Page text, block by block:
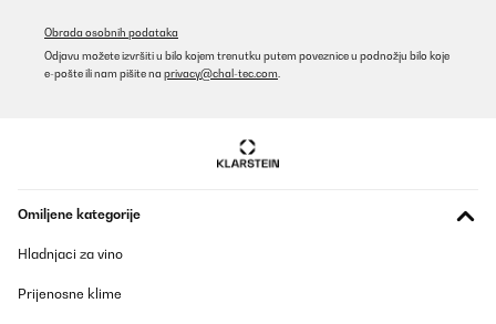
Obrada osobnih podataka
Odjavu možete izvršiti u bilo kojem trenutku putem poveznice u podnožju bilo koje
e-pošte ili nam pišite na privacy@chal-tec.com
Omiljene kategorije
Hladnjaci za vino
Prijenosne klime